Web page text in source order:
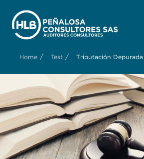
Home / Test / Tributación Depurada